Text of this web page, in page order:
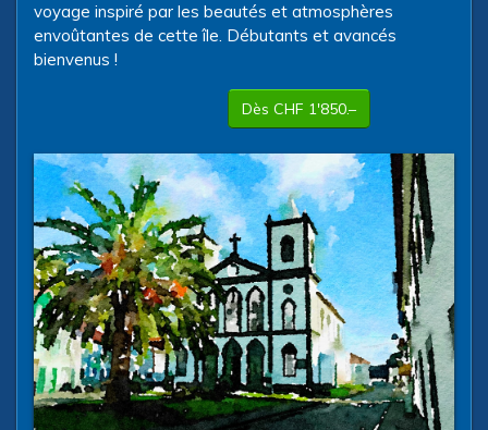
voyage inspiré par les beautés et atmosphères
envoûtantes de cette île. Débutants et avancés
bienvenus !
Dès CHF 1'850.–